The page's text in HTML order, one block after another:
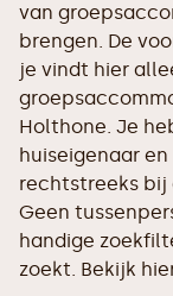
van
brengen. De
je vindt hier
Holthone. Je
huiseigenaar
rechtstreeks bij
Geen
handige
zoekt. Bekijk